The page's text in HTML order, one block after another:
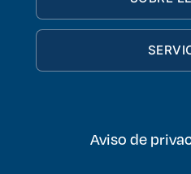
Aviso de